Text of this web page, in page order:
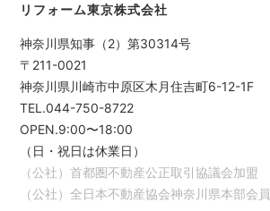
リフォーム東京株式会社
神奈川県知事（2）第30314号
〒211-0021
神奈川県川崎市中原区木月住吉町6-12-1F
TEL.044-750-8722
OPEN.9:00〜18:00
（日・祝日は休業日）
（公社）首都圏不動産公正取引協議会加盟
（公社）全日本不動産協会神奈川県本部会員